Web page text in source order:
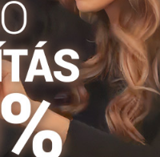
Vzorované pančuchy
LinkedInWhatsApp
E-
mail